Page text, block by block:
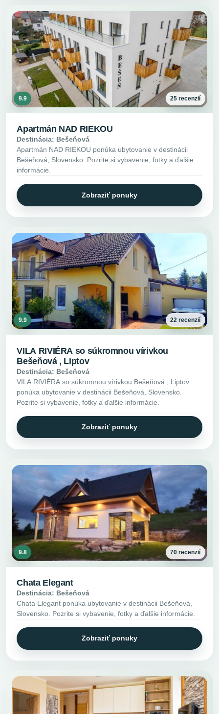
9.9 25 recenzií
Apartmán NAD RIEKOU
Destinácia: Bešeňová
Apartmán NAD RIEKOU ponúka ubytovanie v destinácii
Bešeňová, Slovensko. Pozrite si vybavenie, fotky a ďalšie
informácie.
Zobraziť ponuky
9.9 22 recenzií
VILA RIVIÉRA so súkromnou vírivkou
Bešeňová , Liptov
Destinácia: Bešeňová
VILA RIVIÉRA so súkromnou vírivkou Bešeňová , Liptov
ponúka ubytovanie v destinácii Bešeňová, Slovensko.
Pozrite si vybavenie, fotky a ďalšie informácie.
Zobraziť ponuky
9.8 70 recenzií
Chata Elegant
Destinácia: Bešeňová
Chata Elegant ponúka ubytovanie v destinácii Bešeňová,
Slovensko. Pozrite si vybavenie, fotky a ďalšie informácie.
Zobraziť ponuky